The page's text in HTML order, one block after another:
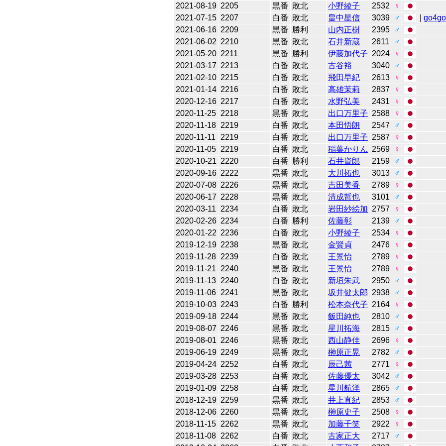
2021-08-19 2205 黒番 敗北 小野綾子 2532
♀
2021-07-15 2207 白番 敗北 畠中星信 3039 ♂ |go4go
2021-06-16 2209 黒番 勝利 山内正樹 2395
♂
2021-06-02 2210 黒番 敗北 石井新蔵 2611
♂
2021-05-20 2211 黒番 勝利 伊藤加代子 2024
♀
2021-03-17 2213 白番 敗北 古谷裕 3040
♂
2021-02-10 2215 白番 敗北 飛田早紀 2613
♀
2021-01-14 2216 白番 敗北 高雄茉莉 2837
♀
2020-12-16 2217 白番 敗北 水野弘美 2431
♀
2020-11-25 2218 黒番 敗北 出口万里子 2588
♀
2020-11-18 2219 白番 敗北 本田悟朗 2547
♂
2020-11-11
2219 白番 敗北 出口万里子 2587
♀
2020-11-05 2219 白番 敗北 稲葉かりん 2569
♀
2020-10-21 2220 白番 勝利 石井資郎 2159
♂
2020-09-16 2222 黒番 敗北 大川拓也 3013
♂
2020-07-08 2226 黒番 敗北 吉田美香 2789
♀
2020-06-17 2228 黒番 敗北 清成哲也 3101
♂
2020-03-11
2234 白番 敗北 岩田紗絵加 2757
♀
2020-02-26 2234 白番 勝利 佐藤彰 2139
♂
2020-01-22 2236 白番 敗北 小野綾子 2534
♀
2019-12-19 2238 黒番 敗北 金賢貞 2476
♀
2019-11-28 2239 白番 敗北 王景怡 2789
♀
2019-11-21
2240 黒番 敗北 王景怡 2789
♀
2019-11-13 2240 白番 敗北 新垣朱武 2950
♂
2019-11-06 2241 黒番 敗北 坂井健太郎 2938
♂
2019-10-03 2243 白番 勝利 松本奈代子 2164
♀
2019-09-18 2244 黒番 敗北 飯田純也 2810
♂
2019-08-07 2246 黒番 敗北 星川拓海 2815
♂
2019-08-01 2246 黒番 敗北 西山静佳 2696
♀
2019-06-19 2249 黒番 敗北 榊原正晃 2782
♂
2019-04-24 2252 白番 敗北 辰己茜 2771
♀
2019-03-28 2253 白番 敗北 佐藤優太 3042
♂
2019-01-09 2258 白番 敗北 星川航洋 2865
♂
2018-12-19 2259 黒番 敗北 井上直紀 2853
♂
2018-12-06 2260 黒番 敗北 榊原史子 2508
♀
2018-11-15 2262 黒番 敗北 加藤千笑 2922
♀
2018-11-08 2262 白番 敗北 古家正大 2717
♂